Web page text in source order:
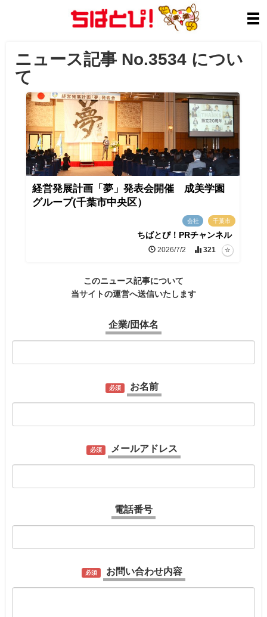
ニュース記事 No.3534 につい
て
経営発展計画「夢」発表会開催 成美学園
グループ(千葉市中央区）
会社 千葉市
ちばとぴ！PRチャンネル
2026/7/2 321
このニュース記事について
当サイトの運営へ送信いたします
企業/団体名
必須 お名前
必須 メールアドレス
電話番号
必須 お問い合わせ内容